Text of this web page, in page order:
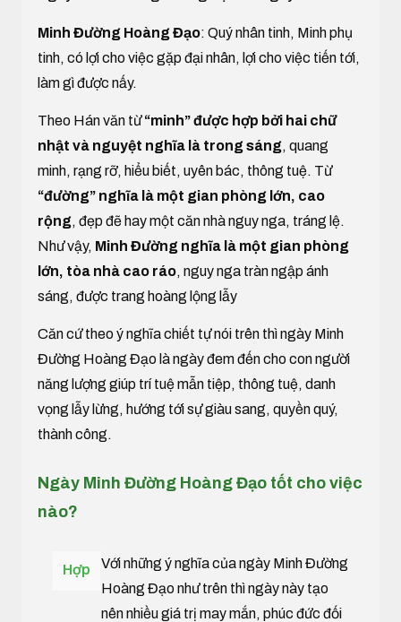
Minh Đường Hoàng Đạo: Quý nhân tinh, Minh phụ
tinh, có lợi cho việc gặp đại nhân, lợi cho việc tiến tới,
làm gì được nấy.
Theo Hán văn từ“minh” được hợp bởi hai chữ
nhật và nguyệt nghĩa là trong sáng, quang
minh, rạng rỡ, hiểu biết, uyên bác, thông tuệ. Từ
“đường” nghĩa là một gian phòng lớn, cao
rộng, đẹp đẽ hay một căn nhà nguy nga, tráng lệ.
Như vậy, Minh Đường nghĩa là một gian phòng
lớn, tòa nhà cao ráo, nguy nga tràn ngập ánh
sáng, được trang hoàng lộng lẫy
Căn cứ theo ý nghĩa chiết tự nói trên thì ngày Minh
Đường Hoàng Đạo là ngày đem đến cho con người
năng lượng giúp trí tuệ mẫn tiệp, thông tuệ, danh
vọng lẫy lừng, hướng tới sự giàu sang, quyền quý,
thành công.
Ngày Minh Đường Hoàng Đạo tốt cho việc
nào?
Hợp
Với những ý nghĩa của ngày Minh Đường
Hoàng Đạo như trên thì ngày này tạo
nên nhiều giá trị may mắn, phúc đức đối